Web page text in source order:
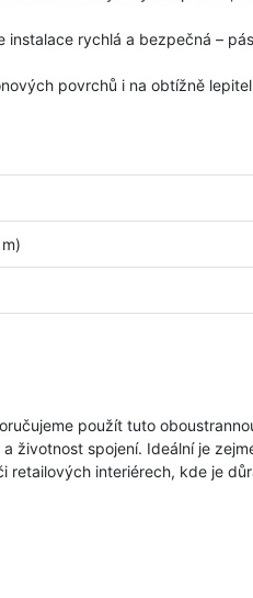
instalace rychlá a bezpečná –
povrchů i na obtížně
použít tuto
životnost spojení. Ideální je
retailových interiérech, kde je